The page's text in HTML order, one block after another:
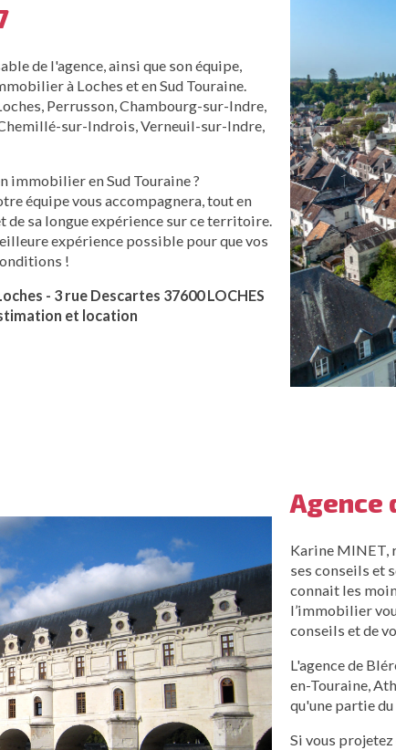
de l'agence, ainsi que son équipe,
à Loches et en Sud Touraine.
Perrusson, Chambourg-sur-Indre,
sur-Indrois, Verneuil-sur-Indre,
immobilier en Sud Touraine ?
équipe vous accompagnera, tout en
sa longue expérience sur ce territoire.
expérience possible pour que vos
!
- 3 rue Descartes 37600 LOCHES
et location
Agence
Karine MINET,
ses conseils et
connait les
l’immobilier
conseils et de
L'agence de
en-Touraine,
qu'une partie
Si vous